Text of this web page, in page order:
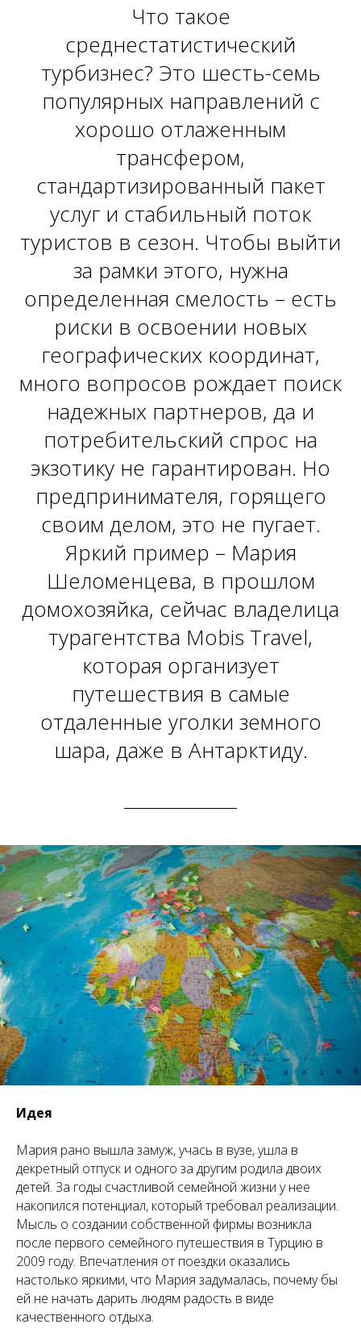
Что такое
среднестатистический
турбизнес? Это шесть-семь
популярных направлений с
хорошо отлаженным
трансфером,
стандартизированный пакет
услуг и стабильный поток
туристов в сезон. Чтобы выйти
за рамки этого, нужна
определенная смелость – есть
риски в освоении новых
географических координат,
много вопросов рождает поиск
надежных партнеров, да и
потребительский спрос на
экзотику не гарантирован. Но
предпринимателя, горящего
своим делом, это не пугает.
Яркий пример – Мария
Шеломенцева, в прошлом
домохозяйка, сейчас владелица
турагентства Mobis Travel,
которая организует
путешествия в самые
отдаленные уголки земного
шара, даже в Антарктиду.
Идея
Мария рано вышла замуж, учась в вузе, ушла в
декретный отпуск и одного за другим родила двоих
детей. За годы счастливой семейной жизни у нее
накопился потенциал, который требовал реализации.
Мысль о создании собственной фирмы возникла
после первого семейного путешествия в Турцию в
2009 году. Впечатления от поездки оказались
настолько яркими, что Мария задумалась, почему бы
ей не начать дарить людям радость в виде
качественного отдыха.